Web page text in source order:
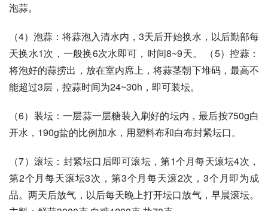
泡蒜。
（4）泡蒜：将蒜泡入清水内，3天后开始换水，以后勤部每
天换水1次，一般换6次水即可，时间8~9天。 （5）控蒜：
将泡好的蒜捞出，放在室内席上，将蒜茎朝下堆码，最高不
能超过3层，控蒜时间为24~30h，即可装坛。
（6）装坛：一层蒜一层糖装入刷好的坛内，最后按750g白
开水，190g盐的比例加水，用塑料布和白布封紧坛口。
（7）滚坛：封紧坛口后即可滚坛，第1个月每天滚坛4次，
第2个月每天滚坛3次，第3个月每天滚2次，3个月即为成
品。两天后放气，以后每天晚上打开坛口放气，早晨滚坛。